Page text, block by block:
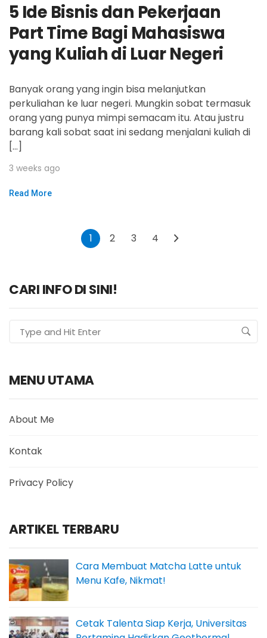
5 Ide Bisnis dan Pekerjaan
Part Time Bagi Mahasiswa
yang Kuliah di Luar Negeri
Banyak orang yang ingin bisa melanjutkan
perkuliahan ke luar negeri. Mungkin sobat termasuk
orang yang punya mimpi semacam itu. Atau justru
barang kali sobat saat ini sedang menjalani kuliah di
[…]
3 weeks ago
Read More
1 2 3 4
CARI INFO DI SINI!
MENU UTAMA
About Me
Kontak
Privacy Policy
ARTIKEL TERBARU
Cara Membuat Matcha Latte untuk
Menu Kafe, Nikmat!
Cetak Talenta Siap Kerja, Universitas